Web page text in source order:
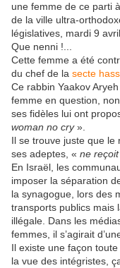
une femme de ce parti
de la ville ultra-
législatives, mardi 9
Que nenni !...
Cette femme a été
du chef de la secte
Ce rabbin Yaakov Aryeh
femme en question,
ses fidèles lui ont
woman no cry».
Il se trouve juste que le
ses adeptes, « ne
En Israël, les
imposer la séparation
la synagogue, lors des
transports publics mais
illégale. Dans les
femmes, il s’agirait
Il existe une façon
la vue des intégristes,